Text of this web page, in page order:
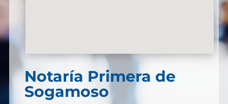
Notaría Primera de
Sogamoso